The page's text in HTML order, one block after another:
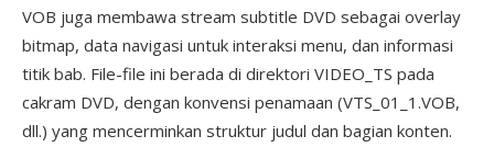
VOB juga membawa stream subtitle DVD sebagai overlay
bitmap, data navigasi untuk interaksi menu, dan informasi
titik bab. File-file ini berada di direktori VIDEO_TS pada
cakram DVD, dengan konvensi penamaan (VTS_01_1.VOB,
dll.) yang mencerminkan struktur judul dan bagian konten.